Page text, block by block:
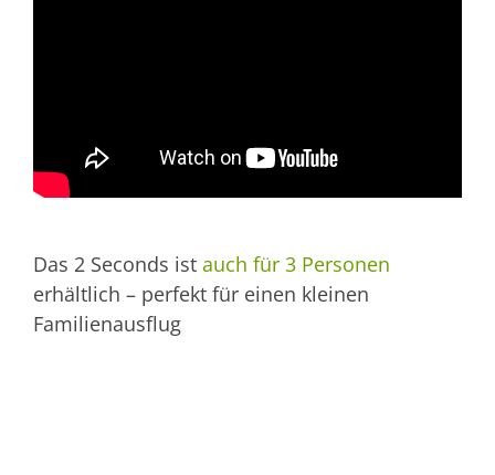
Das 2 Seconds ist auch für 3 Personen
erhältlich – perfekt für einen kleinen
Familienausflug